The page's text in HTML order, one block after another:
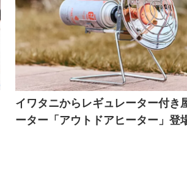
イワタニからレギュレーター付き
ーター「アウトドアヒーター」登